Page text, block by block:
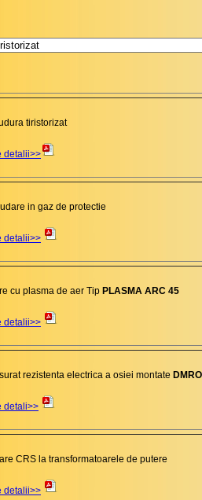
tiristorizat
detalii>>
in gaz de protectie
detalii>>
cu plasma de aer Tip PLASMA ARC 45
detalii>>
rezistenta electrica a osiei montate
detali>>
CRS la transformatoarele de putere
detalii>>